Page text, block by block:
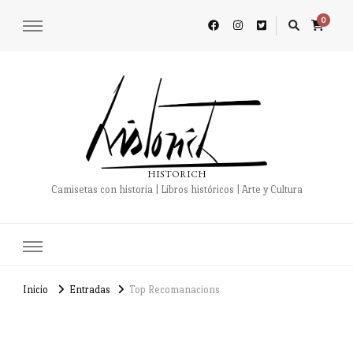
0
HISTORICH
Camisetas con historia | Libros históricos | Arte y Cultura
Inicio Entradas Top Recomanacions